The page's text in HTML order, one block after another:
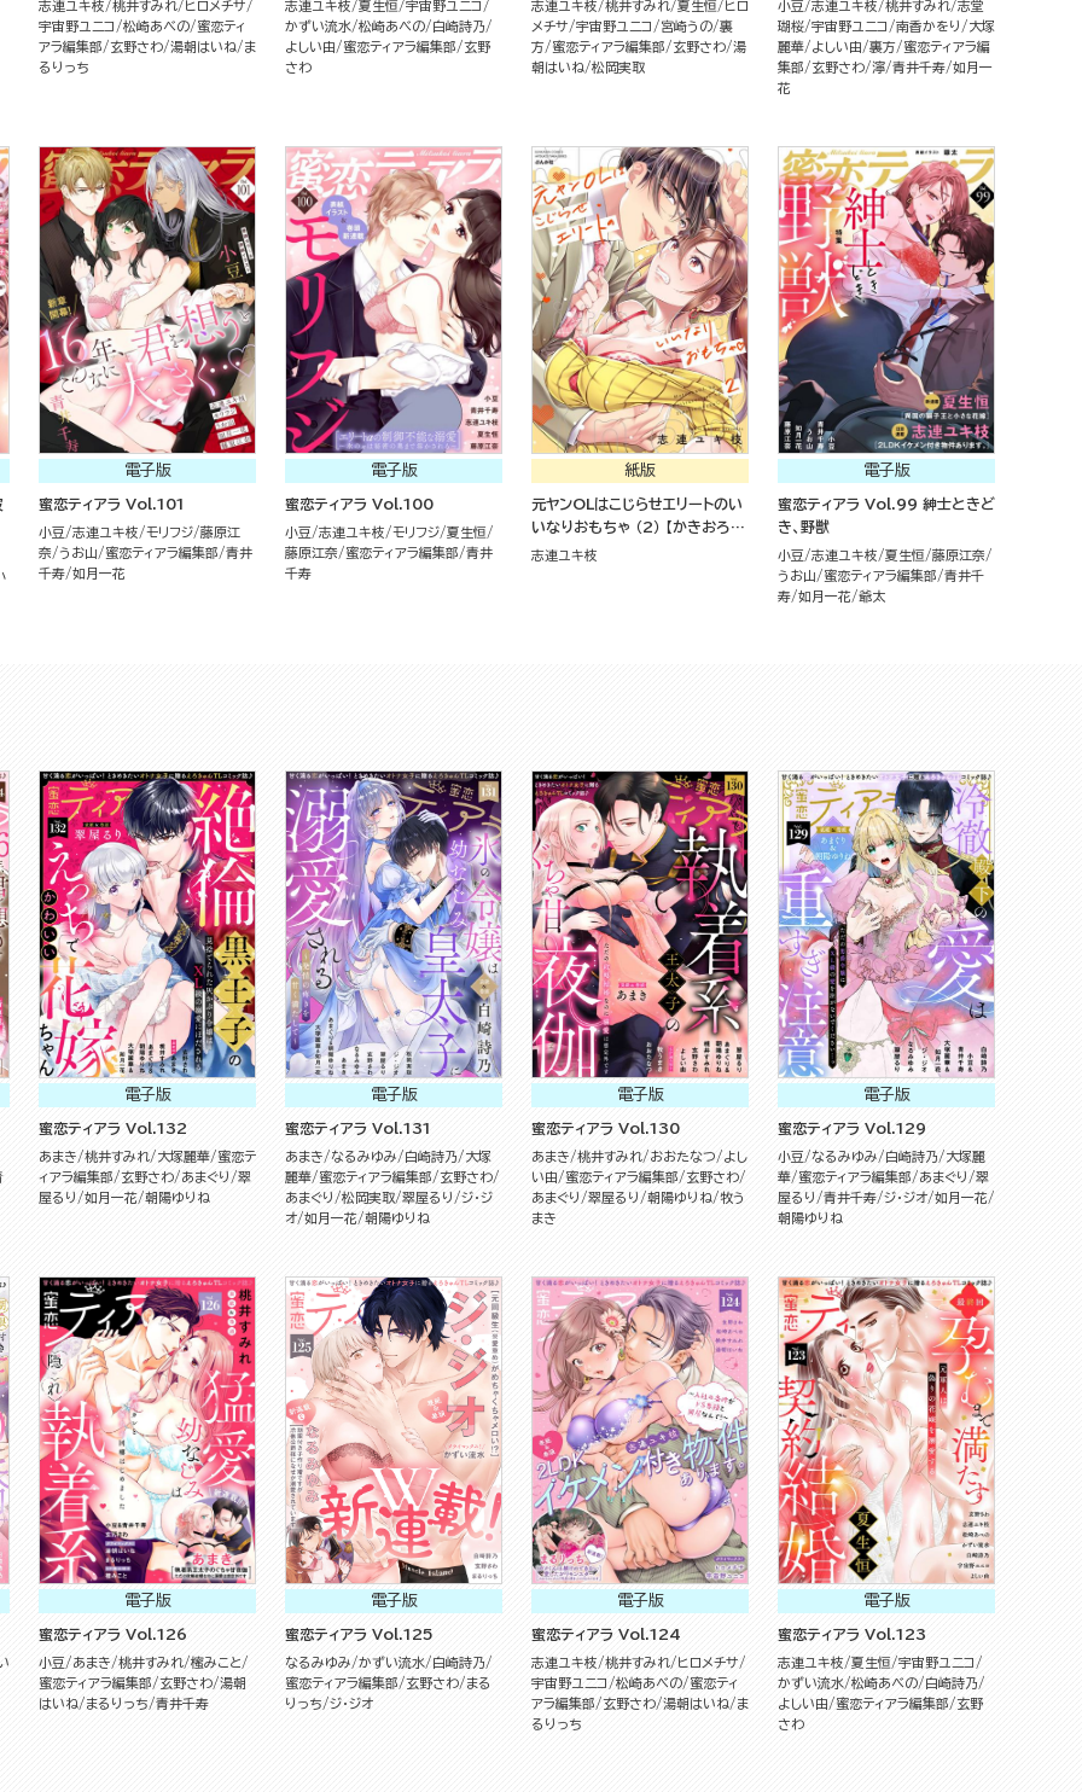
志連ユキ枝 桃井すみれ
ヒロメチサ
宇宙野ユニコ
松崎あべの
蜜恋ティ
アラ編集部
玄野さわ 湯朝はいね
ま
るりっち
志連ユキ枝 夏生恒
宇宙野ユニコ
かずい流水
松崎あべの
白崎詩乃
よしい由
蜜恋ティアラ編集部
玄野
さわ
志連ユキ枝 桃井すみれ 夏生恒
ヒロ
メチサ
宇宙野ユニコ 宮崎うの 裏
方
蜜恋ティアラ編集部 玄野さわ 湯
朝はいね
松岡実取
小豆 志連ユキ枝 桃井すみれ
志堂
瑚桜 宇宙野ユニコ 南香かをり
大塚
麗華
よしい由 裏方
蜜恋ティアラ編
集部
玄野さわ 濘 青井千寿 如月一
花
電子版
蜜恋ティアラ Vol.101
小豆 志連ユキ枝 モリフジ 藤原江
奈
うお山 蜜恋ティアラ編集部
青井
千寿 如月一花
電子版
蜜恋ティアラ Vol.100
小豆 志連ユキ枝 モリフジ 夏生恒
藤原江奈
蜜恋ティアラ編集部
青井
千寿
紙版
元ヤンOLはこじらせエリートのい
いなりおもちゃ （2） 【かきおろし
漫画＆電子限定ペーパー付】
志連ユキ枝
電子版
蜜恋ティアラ Vol.99 紳士ときど
き、野獣
小豆 志連ユキ枝 夏生恒
藤原江奈
うお山
蜜恋ティアラ編集部
青井千
寿 如月一花 爺太
電子版
蜜恋ティアラ Vol.132
あまき 桃井すみれ 大塚麗華
蜜恋テ
ィアラ編集部
玄野さわ あまぐり
翠
屋るり
如月一花 朝陽ゆりね
電子版
蜜恋ティアラ Vol.131
あまき なるみゆみ 白崎詩乃
大塚
麗華
蜜恋ティアラ編集部
玄野さわ
あまぐり
松岡実取 翠屋るり
ジ・ジ
オ 如月一花 朝陽ゆりね
電子版
蜜恋ティアラ Vol.130
あまき 桃井すみれ おおたなつ
よし
い由
蜜恋ティアラ編集部
玄野さわ
あまぐり
翠屋るり 朝陽ゆりね
牧う
まき
電子版
蜜恋ティアラ Vol.129
小豆 なるみゆみ 白崎詩乃
大塚麗
華 蜜恋ティアラ編集部 あまぐり
翠
屋るり
青井千寿 ジ・ジオ 如月一花
朝陽ゆりね
電子版
蜜恋ティアラ Vol.126
小豆 あまき 桃井すみれ
櫁みこと
蜜恋ティアラ編集部
玄野さわ 湯朝
はいね
まるりっち 青井千寿
電子版
蜜恋ティアラ Vol.125
なるみゆみ かずい流水
白崎詩乃
蜜恋ティアラ編集部
玄野さわ
まる
りっち
ジ・ジオ
電子版
蜜恋ティアラ Vol.124
志連ユキ枝 桃井すみれ
ヒロメチサ
宇宙野ユニコ
松崎あべの
蜜恋ティ
アラ編集部
玄野さわ 湯朝はいね
ま
るりっち
電子版
蜜恋ティアラ Vol.123
志連ユキ枝 夏生恒
宇宙野ユニコ
かずい流水
松崎あべの
白崎詩乃
よしい由
蜜恋ティアラ編集部
玄野
さわ